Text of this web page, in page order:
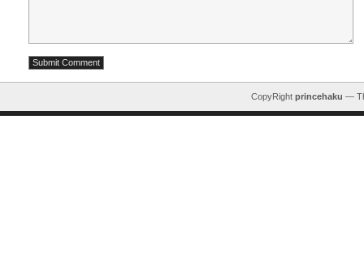
CopyRight princehaku —